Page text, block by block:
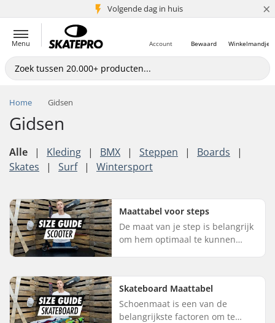
Volgende dag in huis
5+ mln. klanten ×
Menu Winkelmandje
Bewaard
Account
Home Gidsen
Gidsen
Alle | Kleding | BMX | Steppen | Boards
|
Skates
| Surf | Wintersport
Maattabel voor steps
De maat van je step is belangrijk
om hem optimaal te kunnen
voorkeur en rijstijl, is het
moeilij...
Skateboard Maattabel
Schoenmaat is een van de
belangrijkste factoren om te